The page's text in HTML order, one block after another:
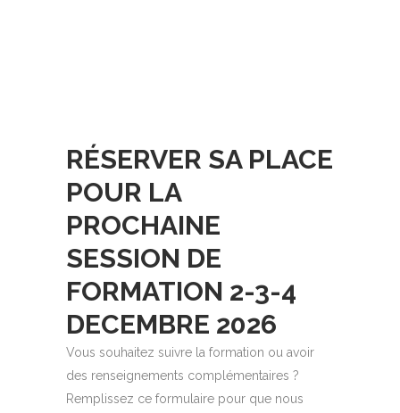
RÉSERVER SA PLACE
POUR LA
PROCHAINE
SESSION DE
FORMATION 2-3-4
DECEMBRE 2026
Vous souhaitez suivre la formation ou avoir
des renseignements complémentaires ?
Remplissez ce formulaire pour que nous